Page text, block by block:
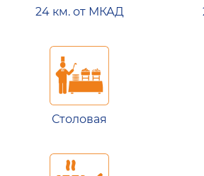
24 км. от МКАД
Столовая